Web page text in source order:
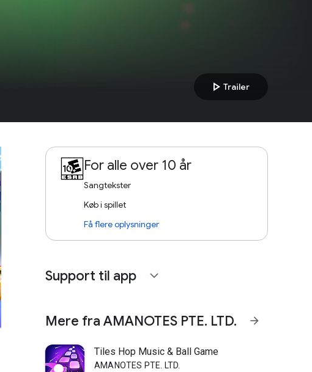
play_arrow Trailer
For alle over 10 år
Sangtekster
Køb i spillet
Få flere oplysninger
Support til app expand_more
Mere fra AMANOTES PTE. LTD. arrow_forward
Tiles Hop Music & Ball Game
AMANOTES PTE. LTD.